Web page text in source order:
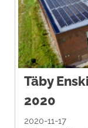
Täby
2020
2020-11-17